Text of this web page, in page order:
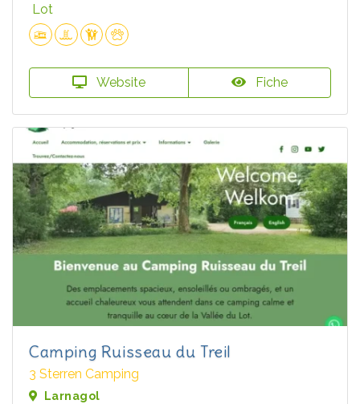
Lot
Website Fiche
Camping Ruisseau du Treil
3 Sterren Camping
Larnagol